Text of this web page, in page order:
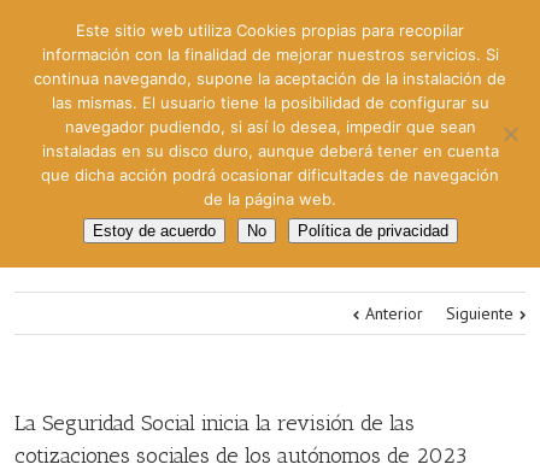
Anterior Siguiente
La Seguridad Social inicia la revisión de las
cotizaciones sociales de los autónomos de 2023
Este sitio web utiliza Cookies propias para recopilar
información con la finalidad de mejorar nuestros servicios. Si
continua navegando, supone la aceptación de la instalación de
las mismas. El usuario tiene la posibilidad de configurar su
navegador pudiendo, si así lo desea, impedir que sean
instaladas en su disco duro, aunque deberá tener en cuenta
que dicha acción podrá ocasionar dificultades de navegación
de la página web.
Estoy de acuerdo No Política de privacidad